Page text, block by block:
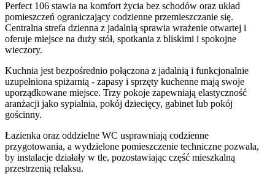
Perfect 106 stawia na komfort życia bez schodów oraz układ
pomieszczeń ograniczający codzienne przemieszczanie się.
Centralna strefa dzienna z jadalnią sprawia wrażenie otwartej i
oferuje miejsce na duży stół, spotkania z bliskimi i spokojne
wieczory.
Kuchnia jest bezpośrednio połączona z jadalnią i funkcjonalnie
uzupełniona spiżarnią - zapasy i sprzęty kuchenne mają swoje
uporządkowane miejsce. Trzy pokoje zapewniają elastyczność
aranżacji jako sypialnia, pokój dziecięcy, gabinet lub pokój
gościnny.
Łazienka oraz oddzielne WC usprawniają codzienne
przygotowania, a wydzielone pomieszczenie techniczne pozwala,
by instalacje działały w tle, pozostawiając część mieszkalną
przestrzenią relaksu.